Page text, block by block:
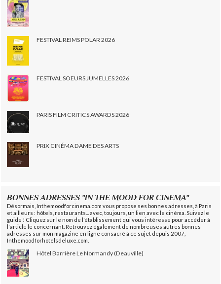
FESTIVAL REIMS POLAR 2026
FESTIVAL SOEURS JUMELLES 2026
PARIS FILM CRITICS AWARDS 2026
PRIX CINÉMA DAME DES ARTS
BONNES ADRESSES "IN THE MOOD FOR CINEMA"
Désormais, Inthemoodforcinema.com vous propose ses bonnes adresses, à Paris
et ailleurs : hôtels, restaurants... avec, toujours, un lien avec le cinéma. Suivez le
guide ! Cliquez sur le nom de l'établissement qui vous intéresse pour accéder à
l'article le concernant. Retrouvez également de nombreuses autres bonnes
adresses sur mon magazine en ligne consacré à ce sujet depuis 2007,
Inthemoodforhotelsdeluxe.com.
Hôtel Barrière Le Normandy (Deauville)